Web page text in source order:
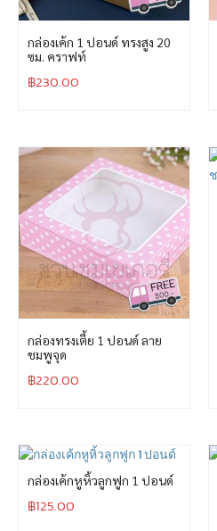
กล่องเค้ก 1 ปอนด์ ทรงสูง 20
ซม. คราฟท์
฿230.00
กล่องทรงเตี้ย 1 ปอนด์ ลาย
ชมพูจุด
฿220.00
กล่องเค้กหูหิ้วลูกฟูก 1 ปอนด์
฿125.00